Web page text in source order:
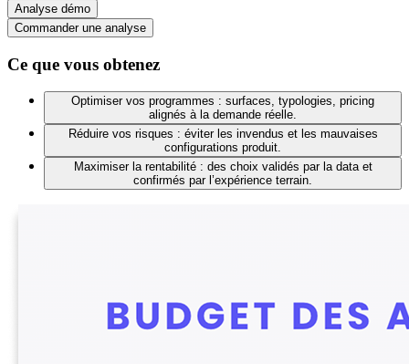
Analyse démo
Commander une analyse
Ce que vous obtenez
Optimiser vos programmes : surfaces, typologies, pricing
alignés à la demande réelle.
Réduire vos risques : éviter les invendus et les mauvaises
configurations produit.
Maximiser la rentabilité : des choix validés par la data et
confirmés par l’expérience terrain.